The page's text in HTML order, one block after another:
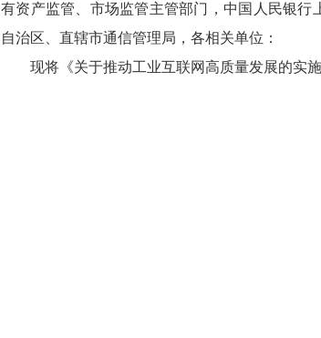
有资产监管、市场监管主管部门，中国人民银行
自治区、直辖市通信管理局，各相关单位：
现将《关于推动工业互联网高质量发展的实施